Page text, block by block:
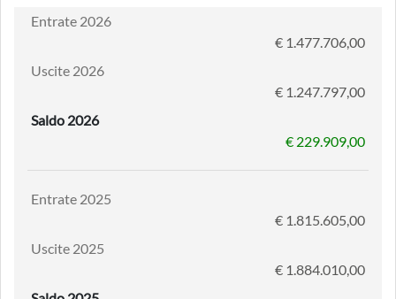
Entrate 2026
€ 1.477.706,00
Uscite 2026
€ 1.247.797,00
Saldo 2026
€ 229.909,00
Entrate 2025
€ 1.815.605,00
Uscite 2025
€ 1.884.010,00